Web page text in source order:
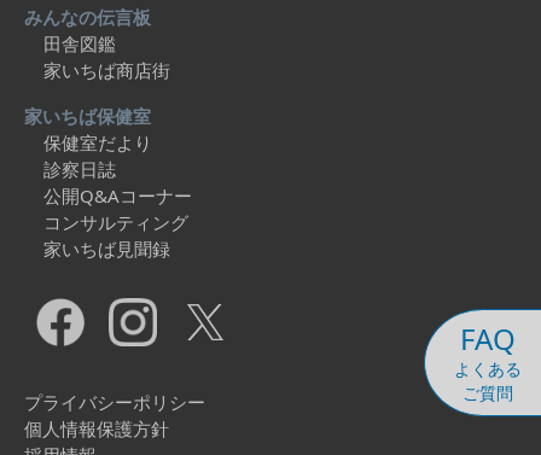
FAQ
よくある
ご質問
みんなの伝言板
田舎図鑑
家いちば商店街
家いちば保健室
保健室だより
診察日誌
公開Q&Aコーナー
コンサルティング
家いちば見聞録
プライバシーポリシー
個人情報保護方針